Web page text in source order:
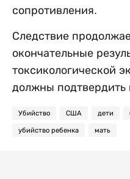
сопротивления.
Следствие
окончательные
токсикологической
должны подтвердить
Убийство США дети
убийство ребенка мать